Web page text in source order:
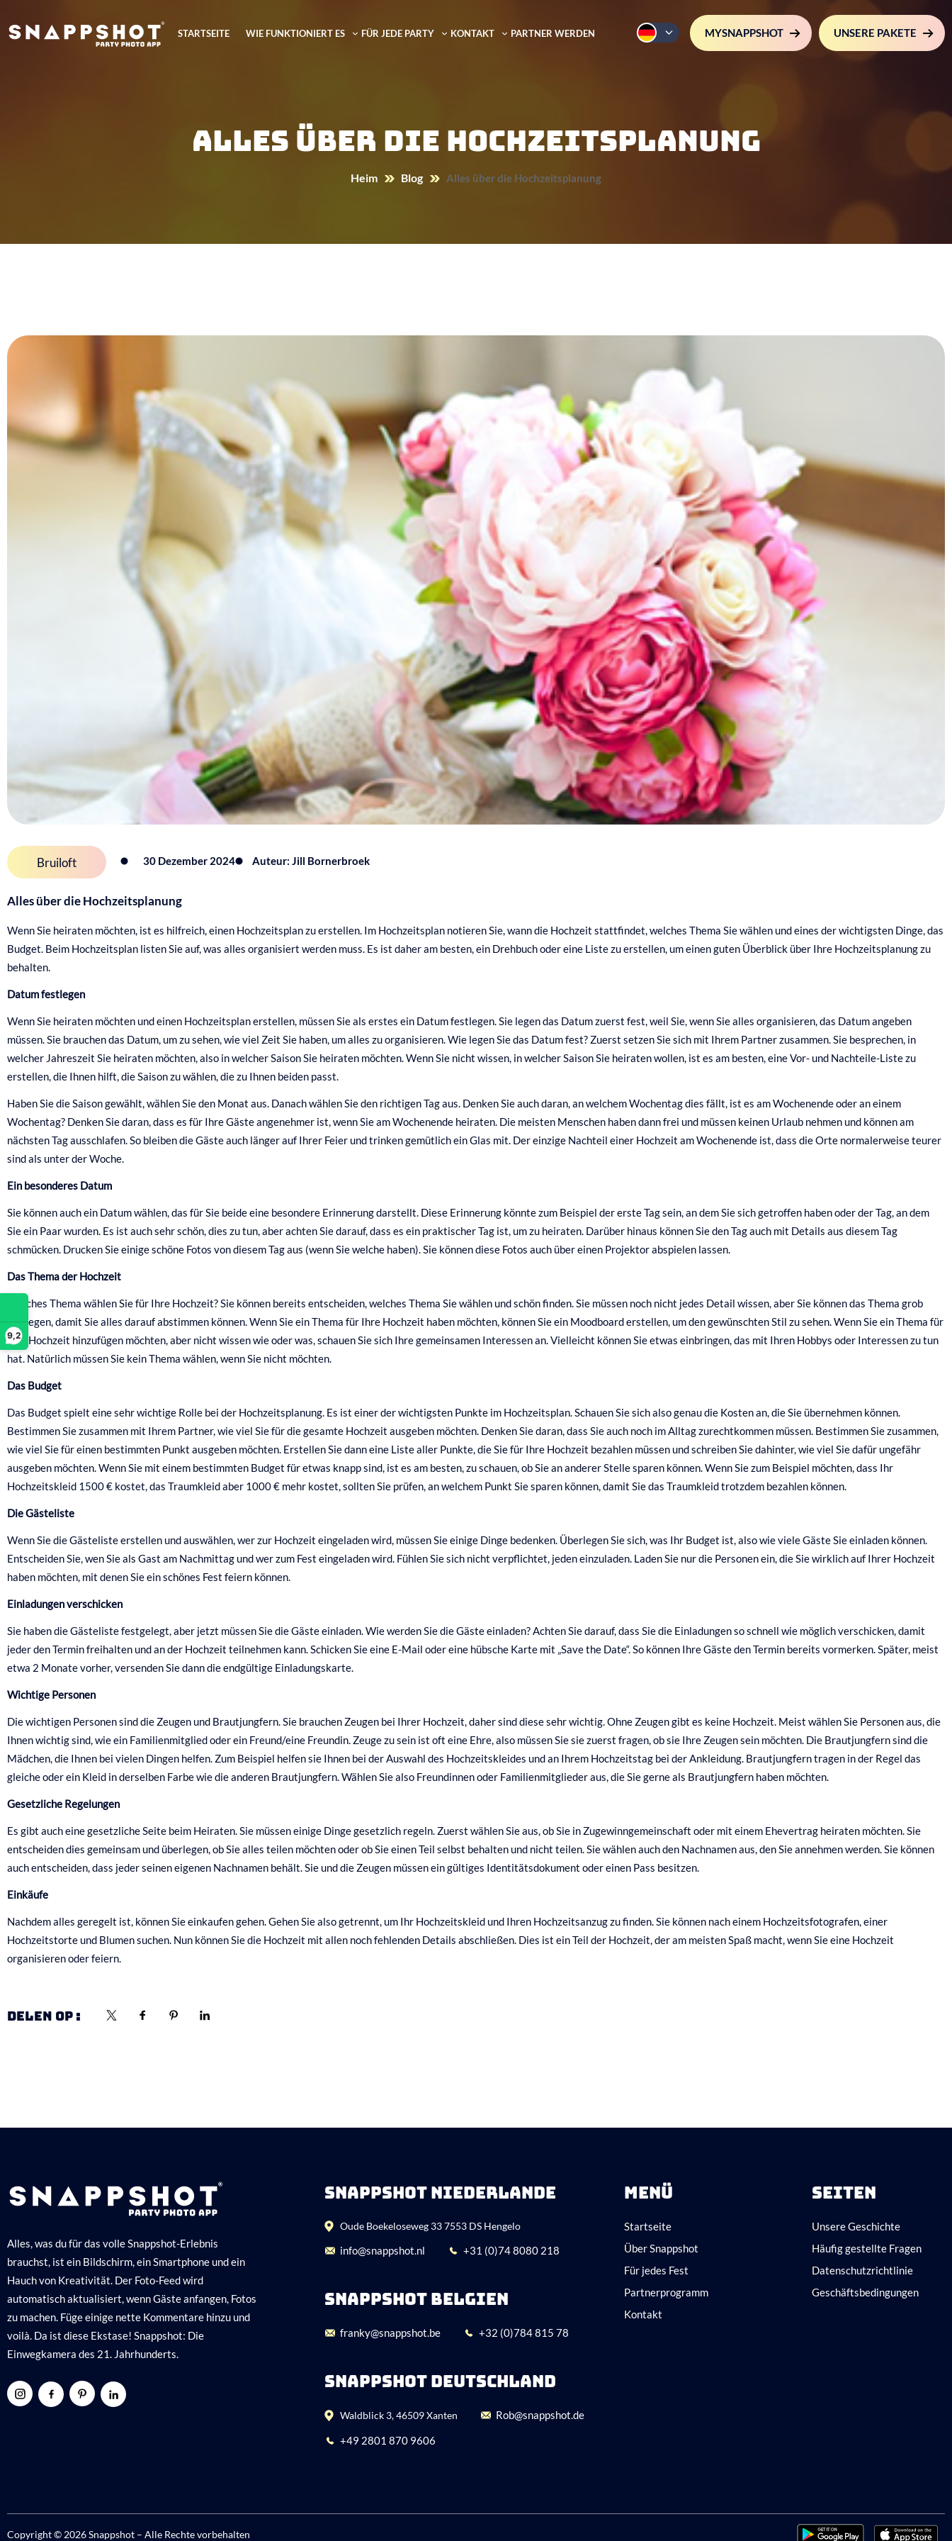
9,2
STARTSEITE WIE FUNKTIONIERT ES FÜR JEDE PARTY KONTAKT PARTNER WERDEN MYSNAPPSHOT UNSERE PAKETE
Alles über die Hochzeitsplanung
Heim Blog Alles über die Hochzeitsplanung
Bruiloft 30 Dezember 2024 Auteur: Jill Bornerbroek
Alles über die Hochzeitsplanung
Wenn Sie heiraten möchten, ist es hilfreich, einen Hochzeitsplan zu erstellen. Im Hochzeitsplan notieren Sie, wann die Hochzeit stattfindet, welches Thema Sie wählen und eines der wichtigsten Dinge, das
Budget. Beim Hochzeitsplan listen Sie auf, was alles organisiert werden muss. Es ist daher am besten, ein Drehbuch oder eine Liste zu erstellen, um einen guten Überblick über Ihre Hochzeitsplanung zu
behalten.
Datum festlegen
Wenn Sie heiraten möchten und einen Hochzeitsplan erstellen, müssen Sie als erstes ein Datum festlegen. Sie legen das Datum zuerst fest, weil Sie, wenn Sie alles organisieren, das Datum angeben
müssen. Sie brauchen das Datum, um zu sehen, wie viel Zeit Sie haben, um alles zu organisieren. Wie legen Sie das Datum fest? Zuerst setzen Sie sich mit Ihrem Partner zusammen. Sie besprechen, in
welcher Jahreszeit Sie heiraten möchten, also in welcher Saison Sie heiraten möchten. Wenn Sie nicht wissen, in welcher Saison Sie heiraten wollen, ist es am besten, eine Vor- und Nachteile-Liste zu
erstellen, die Ihnen hilft, die Saison zu wählen, die zu Ihnen beiden passt.
Haben Sie die Saison gewählt, wählen Sie den Monat aus. Danach wählen Sie den richtigen Tag aus. Denken Sie auch daran, an welchem Wochentag dies fällt, ist es am Wochenende oder an einem
Wochentag? Denken Sie daran, dass es für Ihre Gäste angenehmer ist, wenn Sie am Wochenende heiraten. Die meisten Menschen haben dann frei und müssen keinen Urlaub nehmen und können am
nächsten Tag ausschlafen. So bleiben die Gäste auch länger auf Ihrer Feier und trinken gemütlich ein Glas mit. Der einzige Nachteil einer Hochzeit am Wochenende ist, dass die Orte normalerweise teurer
sind als unter der Woche.
Ein besonderes Datum
Sie können auch ein Datum wählen, das für Sie beide eine besondere Erinnerung darstellt. Diese Erinnerung könnte zum Beispiel der erste Tag sein, an dem Sie sich getroffen haben oder der Tag, an dem
Sie ein Paar wurden. Es ist auch sehr schön, dies zu tun, aber achten Sie darauf, dass es ein praktischer Tag ist, um zu heiraten. Darüber hinaus können Sie den Tag auch mit Details aus diesem Tag
schmücken. Drucken Sie einige schöne Fotos von diesem Tag aus (wenn Sie welche haben). Sie können diese Fotos auch über einen Projektor abspielen lassen.
Das Thema der Hochzeit
Welches Thema wählen Sie für Ihre Hochzeit? Sie können bereits entscheiden, welches Thema Sie wählen und schön finden. Sie müssen noch nicht jedes Detail wissen, aber Sie können das Thema grob
festlegen, damit Sie alles darauf abstimmen können. Wenn Sie ein Thema für Ihre Hochzeit haben möchten, können Sie ein Moodboard erstellen, um den gewünschten Stil zu sehen. Wenn Sie ein Thema für
Ihre Hochzeit hinzufügen möchten, aber nicht wissen wie oder was, schauen Sie sich Ihre gemeinsamen Interessen an. Vielleicht können Sie etwas einbringen, das mit Ihren Hobbys oder Interessen zu tun
hat. Natürlich müssen Sie kein Thema wählen, wenn Sie nicht möchten.
Das Budget
Das Budget spielt eine sehr wichtige Rolle bei der Hochzeitsplanung. Es ist einer der wichtigsten Punkte im Hochzeitsplan. Schauen Sie sich also genau die Kosten an, die Sie übernehmen können.
Bestimmen Sie zusammen mit Ihrem Partner, wie viel Sie für die gesamte Hochzeit ausgeben möchten. Denken Sie daran, dass Sie auch noch im Alltag zurechtkommen müssen. Bestimmen Sie zusammen,
wie viel Sie für einen bestimmten Punkt ausgeben möchten. Erstellen Sie dann eine Liste aller Punkte, die Sie für Ihre Hochzeit bezahlen müssen und schreiben Sie dahinter, wie viel Sie dafür ungefähr
ausgeben möchten. Wenn Sie mit einem bestimmten Budget für etwas knapp sind, ist es am besten, zu schauen, ob Sie an anderer Stelle sparen können. Wenn Sie zum Beispiel möchten, dass Ihr
Hochzeitskleid 1500 € kostet, das Traumkleid aber 1000 € mehr kostet, sollten Sie prüfen, an welchem Punkt Sie sparen können, damit Sie das Traumkleid trotzdem bezahlen können.
Die Gästeliste
Wenn Sie die Gästeliste erstellen und auswählen, wer zur Hochzeit eingeladen wird, müssen Sie einige Dinge bedenken. Überlegen Sie sich, was Ihr Budget ist, also wie viele Gäste Sie einladen können.
Entscheiden Sie, wen Sie als Gast am Nachmittag und wer zum Fest eingeladen wird. Fühlen Sie sich nicht verpflichtet, jeden einzuladen. Laden Sie nur die Personen ein, die Sie wirklich auf Ihrer Hochzeit
haben möchten, mit denen Sie ein schönes Fest feiern können.
Einladungen verschicken
Sie haben die Gästeliste festgelegt, aber jetzt müssen Sie die Gäste einladen. Wie werden Sie die Gäste einladen? Achten Sie darauf, dass Sie die Einladungen so schnell wie möglich verschicken, damit
jeder den Termin freihalten und an der Hochzeit teilnehmen kann. Schicken Sie eine E-Mail oder eine hübsche Karte mit „Save the Date“. So können Ihre Gäste den Termin bereits vormerken. Später, meist
etwa 2 Monate vorher, versenden Sie dann die endgültige Einladungskarte.
Wichtige Personen
Die wichtigen Personen sind die Zeugen und Brautjungfern. Sie brauchen Zeugen bei Ihrer Hochzeit, daher sind diese sehr wichtig. Ohne Zeugen gibt es keine Hochzeit. Meist wählen Sie Personen aus, die
Ihnen wichtig sind, wie ein Familienmitglied oder ein Freund/eine Freundin. Zeuge zu sein ist oft eine Ehre, also müssen Sie sie zuerst fragen, ob sie Ihre Zeugen sein möchten. Die Brautjungfern sind die
Mädchen, die Ihnen bei vielen Dingen helfen. Zum Beispiel helfen sie Ihnen bei der Auswahl des Hochzeitskleides und an Ihrem Hochzeitstag bei der Ankleidung. Brautjungfern tragen in der Regel das
gleiche oder ein Kleid in derselben Farbe wie die anderen Brautjungfern. Wählen Sie also Freundinnen oder Familienmitglieder aus, die Sie gerne als Brautjungfern haben möchten.
Gesetzliche Regelungen
Es gibt auch eine gesetzliche Seite beim Heiraten. Sie müssen einige Dinge gesetzlich regeln. Zuerst wählen Sie aus, ob Sie in Zugewinngemeinschaft oder mit einem Ehevertrag heiraten möchten. Sie
entscheiden dies gemeinsam und überlegen, ob Sie alles teilen möchten oder ob Sie einen Teil selbst behalten und nicht teilen. Sie wählen auch den Nachnamen aus, den Sie annehmen werden. Sie können
auch entscheiden, dass jeder seinen eigenen Nachnamen behält. Sie und die Zeugen müssen ein gültiges Identitätsdokument oder einen Pass besitzen.
Einkäufe
Nachdem alles geregelt ist, können Sie einkaufen gehen. Gehen Sie also getrennt, um Ihr Hochzeitskleid und Ihren Hochzeitsanzug zu finden. Sie können nach einem Hochzeitsfotografen, einer
Hochzeitstorte und Blumen suchen. Nun können Sie die Hochzeit mit allen noch fehlenden Details abschließen. Dies ist ein Teil der Hochzeit, der am meisten Spaß macht, wenn Sie eine Hochzeit
organisieren oder feiern.
DELEN OP :
Alles, was du für das volle Snappshot-Erlebnis
brauchst, ist ein Bildschirm, ein Smartphone und ein
Hauch von Kreativität. Der Foto-Feed wird
automatisch aktualisiert, wenn Gäste anfangen, Fotos
zu machen. Füge einige nette Kommentare hinzu und
voilà. Da ist diese Ekstase! Snappshot: Die
Einwegkamera des 21. Jahrhunderts.
SNAPPSHOT NIEDERLANDE
Oude Boekeloseweg 33 7553 DS Hengelo
info@snappshot.nl +31 (0)74 8080 218
SNAPPSHOT BELGIEN
franky@snappshot.be +32 (0)784 815 78
SNAPPSHOT DEUTSCHLAND
Waldblick 3, 46509 Xanten
Rob@snappshot.de
+49 2801 870 9606
MENÜ
Startseite
Über Snappshot
Für jedes Fest
Partnerprogramm
Kontakt
SEITEN
Unsere Geschichte
Häufig gestellte Fragen
Datenschutzrichtlinie
Geschäftsbedingungen
Copyright © 2026 Snappshot – Alle Rechte vorbehalten